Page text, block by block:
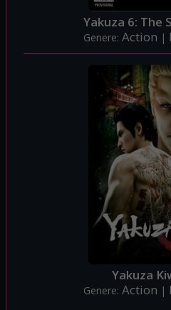
Yakuza 6: The
Genere: Action |
Yakuza
Genere: Action |